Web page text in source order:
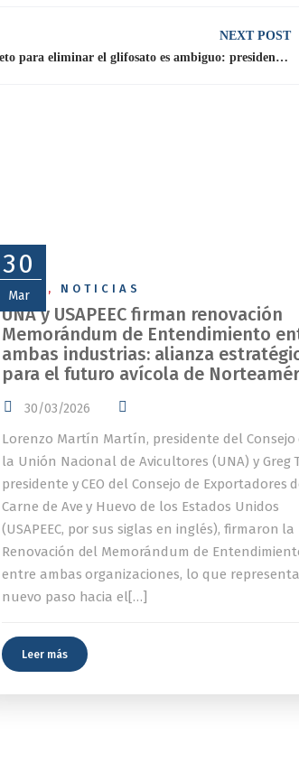
NEXT POST
Decreto para eliminar el glifosato es ambiguo: presidente del CNA
30
Mar
NEWS , NOTICIAS
UNA y USAPEEC firman renovación
Memorándum de Entendimiento
ambas industrias: alianza
para el futuro avícola de
30/03/2026
Lorenzo Martín Martín, presidente del Consejo
la Unión Nacional de Avicultores (UNA) y Greg
presidente y CEO del Consejo de Exportadores
Carne de Ave y Huevo de los Estados Unidos
(USAPEEC, por sus siglas en inglés), firmaron la
Renovación del Memorándum de
entre ambas organizaciones, lo que
nuevo paso hacia el[…]
Leer más